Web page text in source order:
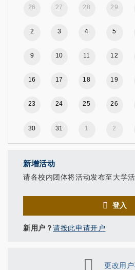
26 27 28 29
2 3 4 5
9 10 11 12
16 17 18 19
23 24 25 26
30 31 1 2
新增活动
请各校内团体将活动发布至大学活
登入
新用户？请按此申请开户
更改用